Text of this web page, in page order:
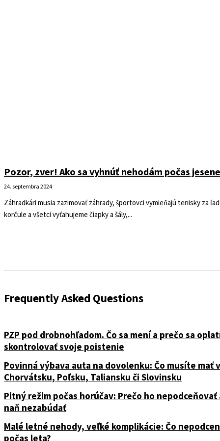
Pozor, zver! Ako sa vyhnúť nehodám počas
24. septembra 2024
Záhradkári musia zazimovať záhrady, športovci vymieňajú tenisky za
korčule a všetci vyťahujeme čiapky a šály,...
Frequently Asked Questions
PZP pod drobnohľadom. Čo sa mení a prečo sa
skontrolovať svoje poistenie
Povinná výbava auta na dovolenku: Čo musíte mať v
Chorvátsku, Poľsku, Taliansku či Slovinsku
Pitný režim počas horúčav: Prečo ho nepodceňovať
naň nezabúdať
Malé letné nehody, veľké komplikácie: Čo
počas leta?